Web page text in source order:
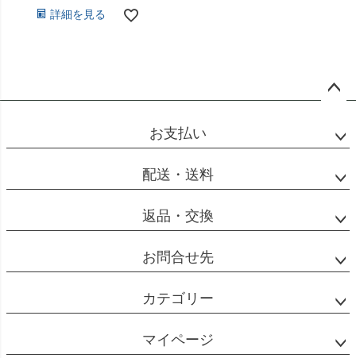
詳細を見る
ップ
お支払い
配送・送料
返品・交換
お問合せ先
カテゴリー
マイページ